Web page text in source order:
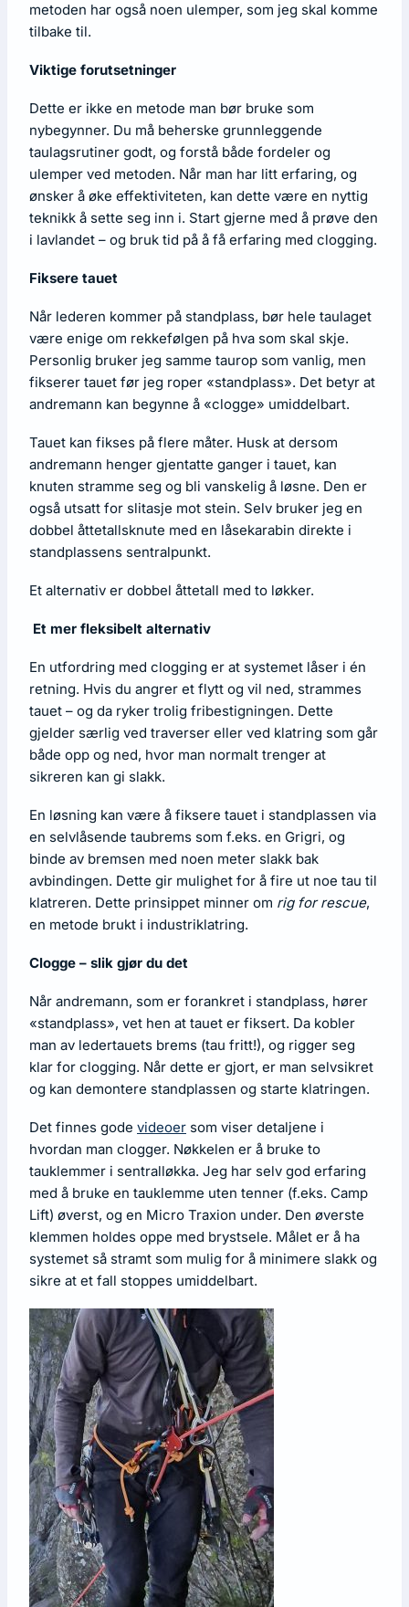
metoden har også noen ulemper, som jeg skal komme
tilbake til.
Viktige forutsetninger
Dette er ikke en metode man bør bruke som
nybegynner. Du må beherske grunnleggende
taulagsrutiner godt, og forstå både fordeler og
ulemper ved metoden. Når man har litt erfaring, og
ønsker å øke effektiviteten, kan dette være en nyttig
teknikk å sette seg inn i. Start gjerne med å prøve den
i lavlandet – og bruk tid på å få erfaring med clogging.
Fiksere tauet
Når lederen kommer på standplass, bør hele taulaget
være enige om rekkefølgen på hva som skal skje.
Personlig bruker jeg samme taurop som vanlig, men
fikserer tauet før jeg roper «standplass». Det betyr at
andremann kan begynne å «clogge» umiddelbart.
Tauet kan fikses på flere måter. Husk at dersom
andremann henger gjentatte ganger i tauet, kan
knuten stramme seg og bli vanskelig å løsne. Den er
også utsatt for slitasje mot stein. Selv bruker jeg en
dobbel åttetallsknute med en låsekarabin direkte i
standplassens sentralpunkt.
Et alternativ er dobbel åttetall med to løkker.
Et mer fleksibelt alternativ
En utfordring med clogging er at systemet låser i én
retning. Hvis du angrer et flytt og vil ned, strammes
tauet – og da ryker trolig fribestigningen. Dette
gjelder særlig ved traverser eller ved klatring som går
både opp og ned, hvor man normalt trenger at
sikreren kan gi slakk.
En løsning kan være å fiksere tauet i standplassen via
en selvlåsende taubrems som f.eks. en Grigri, og
binde av bremsen med noen meter slakk bak
avbindingen. Dette gir mulighet for å fire ut noe tau til
klatreren. Dette prinsippet minner om rig for rescue,
en metode brukt i industriklatring.
Clogge – slik gjør du det
Når andremann, som er forankret i standplass, hører
«standplass», vet hen at tauet er fiksert. Da kobler
man av ledertauets brems (tau fritt!), og rigger seg
klar for clogging. Når dette er gjort, er man selvsikret
og kan demontere standplassen og starte klatringen.
Det finnes gode videoer som viser detaljene i
hvordan man clogger. Nøkkelen er å bruke to
tauklemmer i sentralløkka. Jeg har selv god erfaring
med å bruke en tauklemme uten tenner (f.eks. Camp
Lift) øverst, og en Micro Traxion under. Den øverste
klemmen holdes oppe med brystsele. Målet er å ha
systemet så stramt som mulig for å minimere slakk og
sikre at et fall stoppes umiddelbart.